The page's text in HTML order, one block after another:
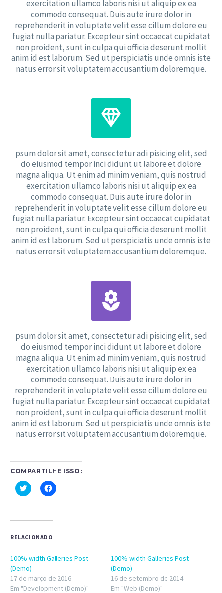
exercitation ullamco laboris nisi ut aliquip ex ea
commodo consequat. Duis aute irure dolor in
reprehenderit in voluptate velit esse cillum dolore eu
fugiat nulla pariatur. Excepteur sint occaecat cupidatat
non proident, sunt in culpa qui officia deserunt mollit
anim id est laborum. Sed ut perspiciatis unde omnis iste
natus error sit voluptatem accusantium doloremque.


psum dolor sit amet, consectetur adi pisicing elit, sed
do eiusmod tempor inci didunt ut labore et dolore
magna aliqua. Ut enim ad minim veniam, quis nostrud
exercitation ullamco laboris nisi ut aliquip ex ea
commodo consequat. Duis aute irure dolor in
reprehenderit in voluptate velit esse cillum dolore eu
fugiat nulla pariatur. Excepteur sint occaecat cupidatat
non proident, sunt in culpa qui officia deserunt mollit
anim id est laborum. Sed ut perspiciatis unde omnis iste
natus error sit voluptatem accusantium doloremque.


psum dolor sit amet, consectetur adi pisicing elit, sed
do eiusmod tempor inci didunt ut labore et dolore
magna aliqua. Ut enim ad minim veniam, quis nostrud
exercitation ullamco laboris nisi ut aliquip ex ea
commodo consequat. Duis aute irure dolor in
reprehenderit in voluptate velit esse cillum dolore eu
fugiat nulla pariatur. Excepteur sint occaecat cupidatat
non proident, sunt in culpa qui officia deserunt mollit
anim id est laborum. Sed ut perspiciatis unde omnis iste
natus error sit voluptatem accusantium doloremque.
COMPARTILHE ISSO:
Clique
para
em
Clique
para
em
RELACIONADO
100% width Galleries Post
(Demo)
17 de março de 2016
Em "Development (Demo)"
100% width Galleries Post
(Demo)
16 de setembro de 2014
Em "Web (Demo)"